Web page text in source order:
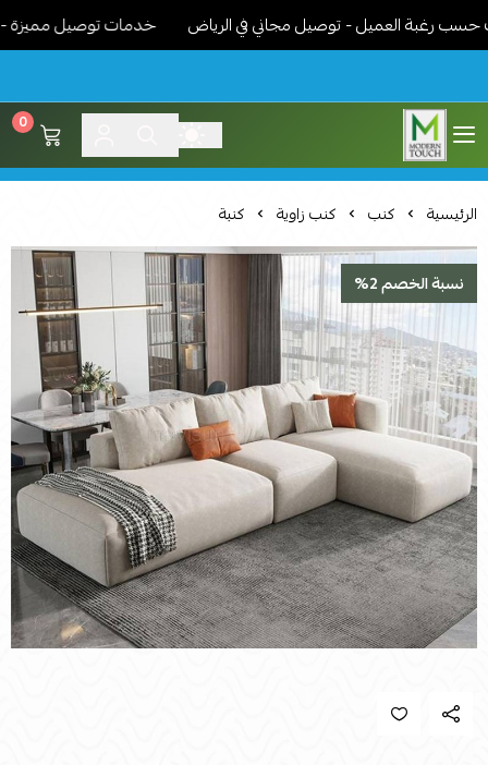
رغبة العميل - توصيل مجاني في الرياض خدمات توصيل مميزة -
اثاث مودرن لمسة عصرية
0
الرئيسية كنب كنب زاوية كنبة
نسبة الخصم 2%